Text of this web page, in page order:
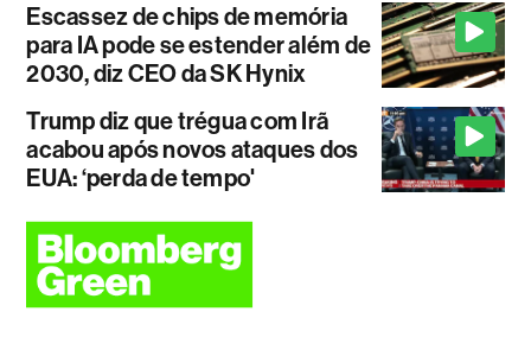
Escassez de chips de memória
para IA pode se estender além de
2030, diz CEO da SK Hynix
Trump diz que trégua com Irã
acabou após novos ataques dos
EUA: ‘perda de tempo'